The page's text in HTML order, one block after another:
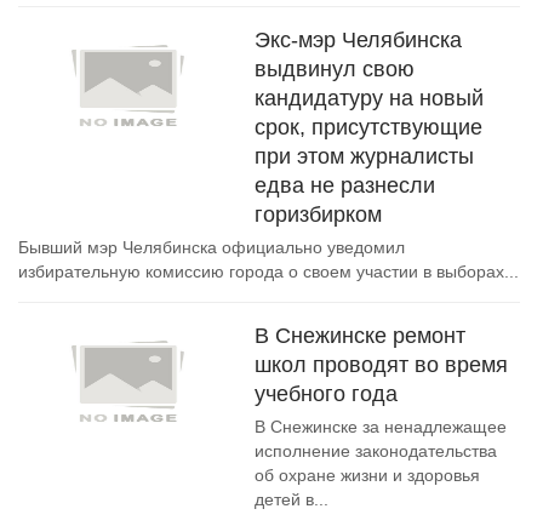
Экс-мэр Челябинска
выдвинул свою
кандидатуру на новый
срок, присутствующие
при этом журналисты
едва не разнесли
горизбирком
Бывший мэр Челябинска официально уведомил
избирательную комиссию города о своем участии в выборах...
В Снежинске ремонт
школ проводят во время
учебного года
В Снежинске за ненадлежащее
исполнение законодательства
об охране жизни и здоровья
детей в...